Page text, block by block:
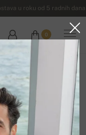
u roku od 5 radnih
0